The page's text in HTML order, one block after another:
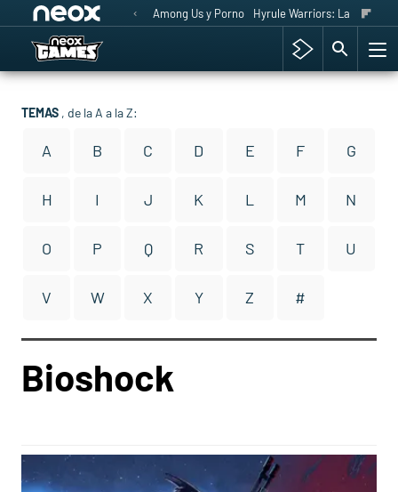
Among Us y Porno Hyrule Warriors: La Era del
TEMAS , de la A a la Z:
A B C D E F G
H I J K L M N
O P Q R S T U
V W X Y Z #
Bioshock